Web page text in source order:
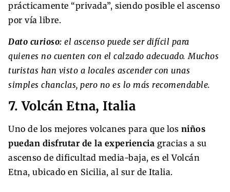
prácticamente “privada”, siendo posible el ascenso
por vía libre.
Dato curioso: el ascenso puede ser difícil para
quienes no cuenten con el calzado adecuado. Muchos
turistas han visto a locales ascender con unas
simples chanclas, pero no es lo más recomendable.
7. Volcán Etna, Italia
Uno de los mejores volcanes para que los niños
puedan disfrutar de la experiencia gracias a su
ascenso de dificultad media-baja, es el Volcán
Etna, ubicado en Sicilia, al sur de Italia.